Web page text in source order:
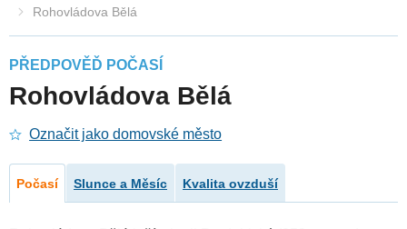
Rohovládova Bělá
PŘEDPOVĚĎ POČASÍ
Rohovládova Bělá
Označit jako domovské město
Počasí Slunce a Měsíc Kvalita ovzduší